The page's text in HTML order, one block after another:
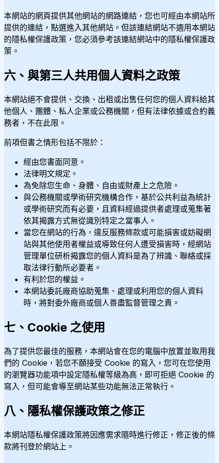
本網站的網頁提供其他網站的網路連結，您也可經由本網站所
提供的連結，點選進入其他網站。但該連結網站不適用本網站
的隱私權保護政策，您必須參考該連結網站中的隱私權保護政
策。
六、與第三人共用個人資料之政策
本網站絕不會提供、交換、出租或出售任何您的個人資料給其
他個人、團體、私人企業或公務機關，但有法律依據或合約義
務者，不在此限。
前項但書之情形包括不限於：
經由您書面同意。
法律明文規定。
為免除您生命、身體、自由或財產上之危險。
與公務機關或學術研究機構合作，基於公共利益為統計
或學術研究而有必要，且資料經過提供者處理或蒐集著
依其揭露方式無從識別特定之當事人。
當您在網站的行為，違反服務條款或可能損害或妨礙網
站與其他使用者權益或導致任何人遭受損害時，經網站
管理單位研析揭露您的個人資料是為了辨識、聯絡或採
取法律行動所必要者。
有利於您的權益。
本網站委託廠商協助蒐集、處理或利用您的個人資料
時，將對委外廠商或個人善盡監督管理之責。
七、Cookie 之使用
為了提供您最佳的服務，本網站會在您的電腦中放置並取用我
們的 Cookie，若您不願接受 Cookie 的寫入，您可在您使用
的瀏覽器功能項中設定隱私權等級為高，即可拒絕 Cookie 的
寫入，但可能會導至網站某些功能無法正常執行。
八、隱私權保護政策之修正
本網站隱私權保護政策將因應需求隨時進行修正，修正後的條
款將刊登於網站上。